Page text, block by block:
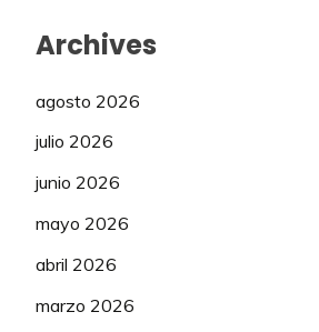
Archives
agosto 2026
julio 2026
junio 2026
mayo 2026
abril 2026
marzo 2026